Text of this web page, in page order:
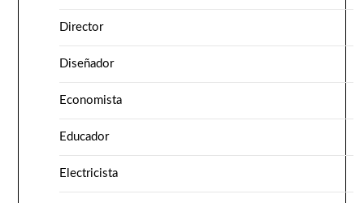
Director
Diseñador
Economista
Educador
Electricista